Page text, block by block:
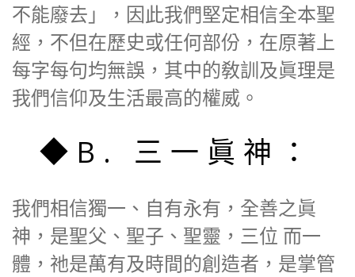
不能廢去」，因此我們堅定相信全本聖
經，不但在歷史或任何部份，在原著上
每字每句均無誤，其中的敎訓及眞理是
我們信仰及生活最高的權威。
◆B. 三一眞神：
我們相信獨一、自有永有，全善之眞
神，是聖父、聖子、聖靈，三位 而一
體，祂是萬有及時間的創造者，是掌管